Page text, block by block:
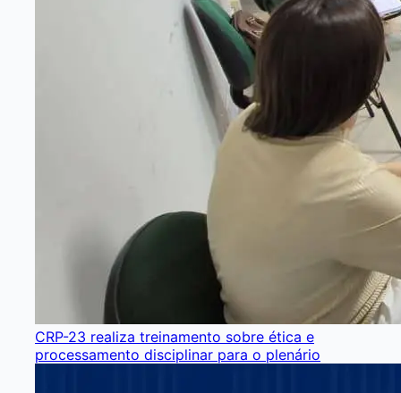
CRP-23 realiza treinamento sobre ética e
processamento disciplinar para o plenário